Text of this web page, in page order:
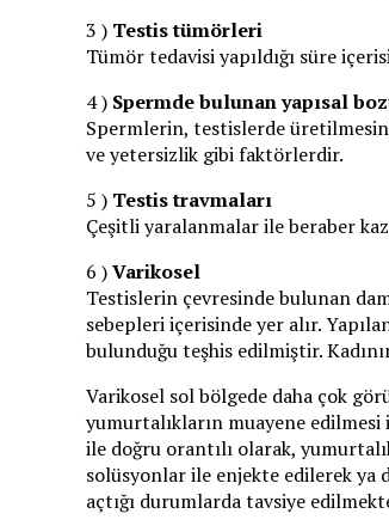
3 ) Testis tümörleri
Tümör tedavisi yapıldığı süre
4 ) Spermde bulunan yapısal
Spermlerin, testislerde
ve yetersizlik gibi faktörlerdir.
5 ) Testis travmaları
Çeşitli yaralanmalar ile beraber
6 )Varikosel
Testislerin çevresinde bulunan
sebepleri içerisinde yer alır.
bulunduğu teşhis edilmiştir.
Varikosel sol bölgede daha çok
yumurtalıkların muayene edilmesi
ile doğru orantılı olarak,
solüsyonlar ile enjekte edilerek ya
açtığı durumlarda tavsiye